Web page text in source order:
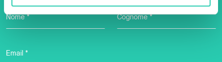
Nome * Cognome *
Email *